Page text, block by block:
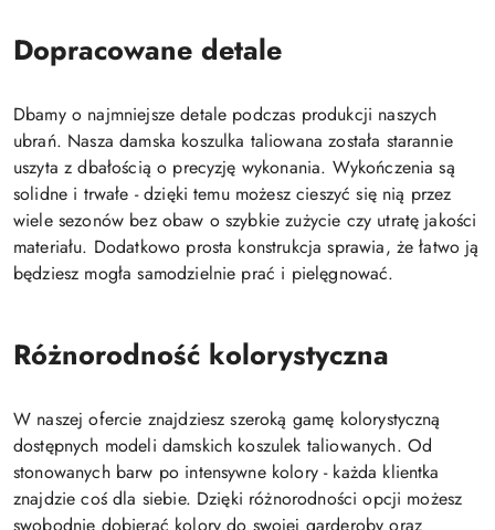
Dopracowane detale
Dbamy o najmniejsze detale podczas produkcji naszych
ubrań. Nasza damska koszulka taliowana została starannie
uszyta z dbałością o precyzję wykonania. Wykończenia są
solidne i trwałe - dzięki temu możesz cieszyć się nią przez
wiele sezonów bez obaw o szybkie zużycie czy utratę jakości
materiału. Dodatkowo prosta konstrukcja sprawia, że łatwo ją
będziesz mogła samodzielnie prać i pielęgnować.
Różnorodność kolorystyczna
W naszej ofercie znajdziesz szeroką gamę kolorystyczną
dostępnych modeli damskich koszulek taliowanych. Od
stonowanych barw po intensywne kolory - każda klientka
znajdzie coś dla siebie. Dzięki różnorodności opcji możesz